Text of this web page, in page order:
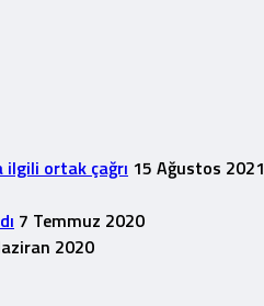
ilgili ortak çağrı 15 Ağustos 2021
7 Temmuz 2020
2020